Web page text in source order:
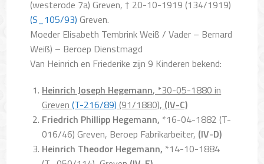
(westerode 7a) Greven, † 20-10-1919 (134/1919)
(S_105/93) Greven.
Moeder Elisabeth Tembrink Weiß / Vader – Bernard
Weiß) – Beroep Dienstmagd
Van Heinrich en Friederike zijn 9 Kinderen bekend:
Heinrich Joseph Hegemann, *30-05-1880 in
Greven(T-216/89) (91/1880), (IV-C)
Friedrich Phillipp Hegemann, *16-04-1882 (T-
016/46) Greven, Beroep Fabrikarbeiter, (IV-D)
Heinrich Theodor Hegemann, *14-10-1884